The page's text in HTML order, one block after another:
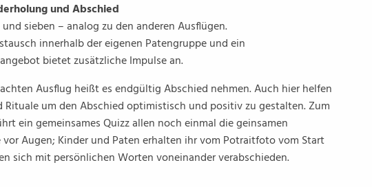
und Abschied
sieben – analog zu den anderen Ausflügen.
innerhalb der eigenen Patengruppe und ein
bietet zusätzliche Impulse an.
Ausflug heißt es endgültig Abschied nehmen. Auch hier helfen
Rituale um den Abschied optimistisch und positiv zu gestalten. Zum
ein gemeinsames Quizz allen noch einmal die geinsamen
vor Augen; Kinder und Paten erhalten ihr vom Potraitfoto vom Start
sich mit persönlichen Worten voneinander verabschieden.